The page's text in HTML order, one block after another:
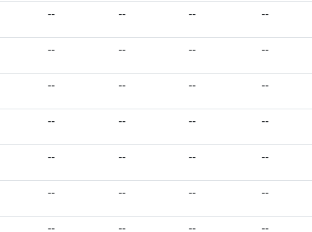
-- -- -- --
-- -- -- --
-- -- -- --
-- -- -- --
-- -- -- --
-- -- -- --
-- -- -- --